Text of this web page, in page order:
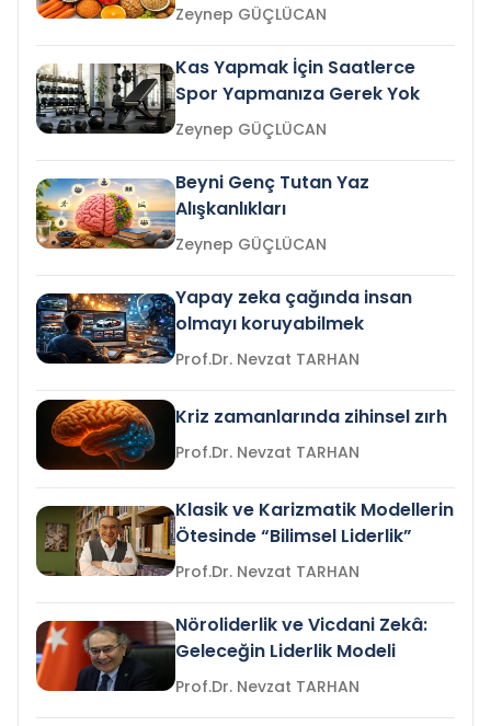
Zeynep GÜÇLÜCAN
Kas Yapmak İçin Saatlerce
Spor Yapmanıza Gerek Yok
Zeynep GÜÇLÜCAN
Beyni Genç Tutan Yaz
Alışkanlıkları
Zeynep GÜÇLÜCAN
Yapay zeka çağında insan
olmayı koruyabilmek
Prof.Dr. Nevzat TARHAN
Kriz zamanlarında zihinsel zırh
Prof.Dr. Nevzat TARHAN
Klasik ve Karizmatik Modellerin
Ötesinde “Bilimsel Liderlik”
Prof.Dr. Nevzat TARHAN
Nöroliderlik ve Vicdani Zekâ:
Geleceğin Liderlik Modeli
Prof.Dr. Nevzat TARHAN